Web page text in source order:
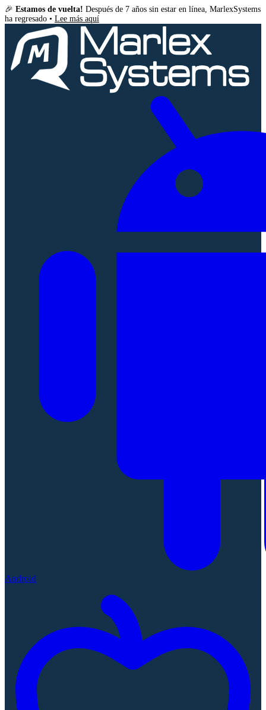
🎉 Estamos de vuelta! Después de 7 años sin estar en línea, MarlexSystems
ha regresado • Lee más aquí
Android